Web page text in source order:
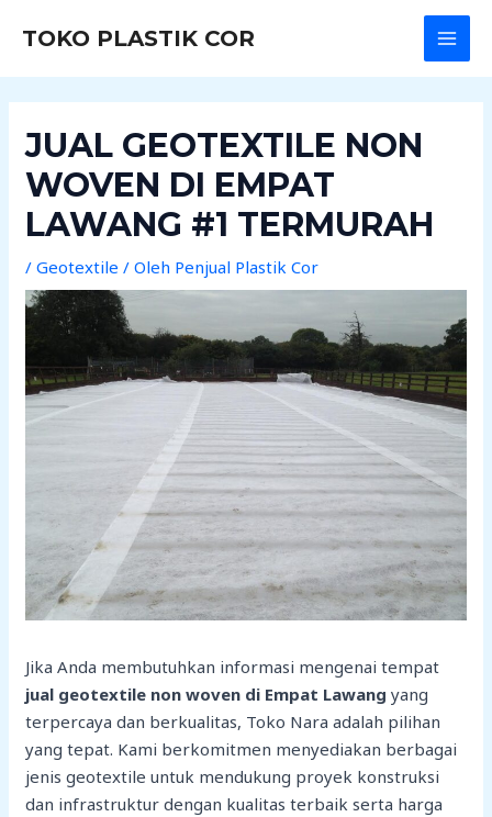
TOKO PLASTIK COR
JUAL GEOTEXTILE NON
WOVEN DI EMPAT
LAWANG #1 TERMURAH
/Geotextile / Oleh Penjual Plastik Cor
Jika Anda membutuhkan informasi mengenai tempat
jual geotextile non woven di Empat Lawang yang
terpercaya dan berkualitas, Toko Nara adalah pilihan
yang tepat. Kami berkomitmen menyediakan berbagai
jenis geotextile untuk mendukung proyek konstruksi
dan infrastruktur dengan kualitas terbaik serta harga
navigation